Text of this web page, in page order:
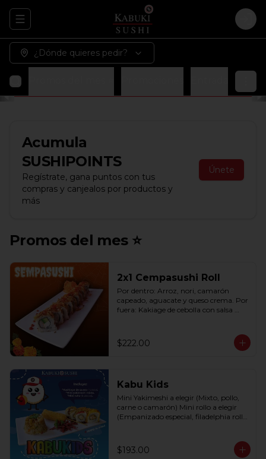
Abrir menu de navegación
¿Dónde quieres pedir?
Acumula
SUSHIPOINTS
Regístrate, gana puntos con tus
compras y canjealos por productos y
más
Únete
Promos del mes ⭐
2x1 Cempasushi Roll
Por dentro: Arroz, nori, camarón
capeado, aguacate y queso crema. Por
fuera: Kakiage de cebolla con salsa
$222.00
Kabu Kids
Mini Yakimeshi a elegir (Mixto, pollo,
carne o camarón) Mini rollo a elegir
(Empanizado especial, filadelphia roll,
$193.00